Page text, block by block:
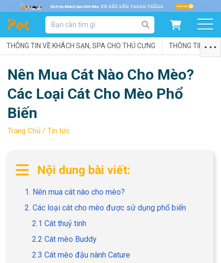
DANH MỤC SẢN PHẨM
SẢN PHẨM DÀNH CHO MÈO SẢN PHẨM DÀNH CHO CHÓ
SẨN PHẨM THEO THƯƠNG HIỆU
THÔNG TIN VỀ KHÁCH SẠN, SPA CHO THÚ CƯNG THÔNG TIN VỀ
Nên Mua Cát Nào Cho Mèo?
Các Loại Cát Cho Mèo Phổ
Biến
Trang Chủ / Tin tức
Nội dung bài viết:
1. Nên mua cát nào cho mèo?
2. Các loại cát cho mèo được sử dụng phổ biến
2.1 Cát thuỷ tinh
2.2 Cát mèo Buddy
2.3 Cát mèo đậu nành Cature